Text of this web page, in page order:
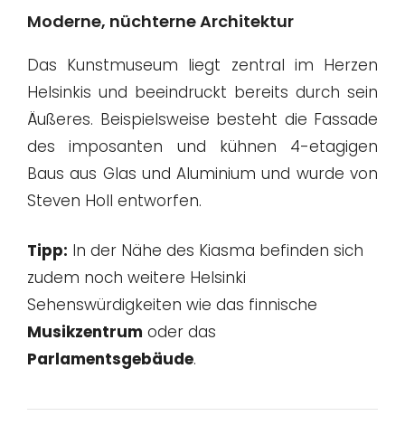
Moderne, nüchterne Architektur
Das Kunstmuseum liegt zentral im Herzen
Helsinkis und beeindruckt bereits durch sein
Äußeres. Beispielsweise besteht die Fassade
des imposanten und kühnen 4-etagigen
Baus aus Glas und Aluminium und wurde von
Steven Holl entworfen.
Tipp: In der Nähe des Kiasma befinden sich
zudem noch weitere Helsinki
Sehenswürdigkeiten wie das finnische
Musikzentrum oder das
Parlamentsgebäude.